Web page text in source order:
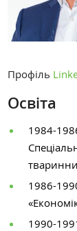
Профіль
Освіта
1984-
1986-
1990-